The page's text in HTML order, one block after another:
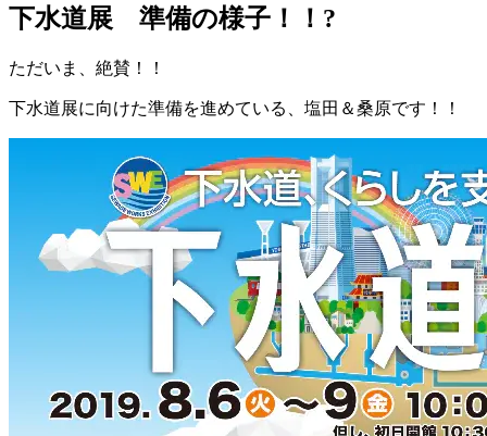
下水道展 準備の様子！！?
ただいま、絶賛！！
下水道展に向けた準備を進めている、塩田＆桑原です！！